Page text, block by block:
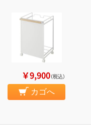
￥9,900（税込）
カゴへ